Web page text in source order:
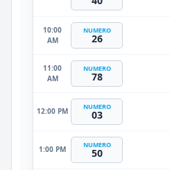
10:00
AM
NUMERO
26
11:00
AM
NUMERO
78
12:00 PM NUMERO
03
1:00 PM NUMERO
50